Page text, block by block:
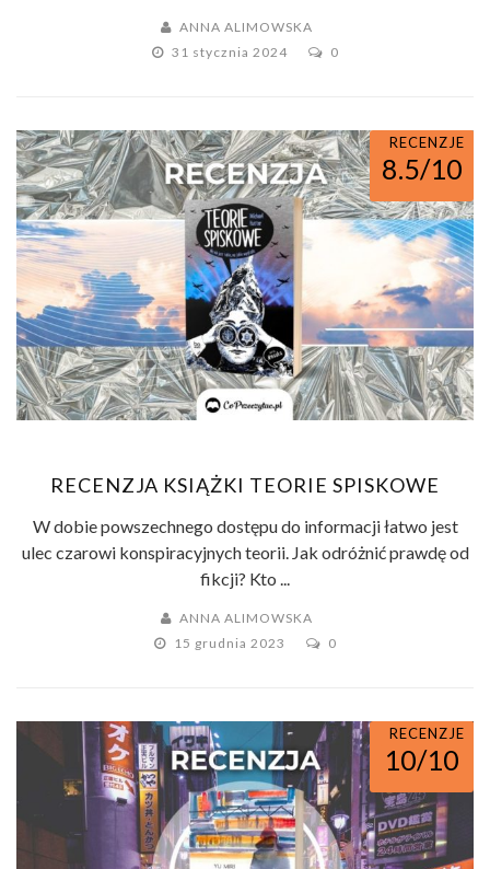
ANNA ALIMOWSKA
31 stycznia 2024
0
RECENZJE
8.5/10
RECENZJA KSIĄŻKI TEORIE SPISKOWE
W dobie powszechnego dostępu do informacji łatwo jest
ulec czarowi konspiracyjnych teorii. Jak odróżnić prawdę od
fikcji? Kto ...
ANNA ALIMOWSKA
15 grudnia 2023
0
RECENZJE
10/10